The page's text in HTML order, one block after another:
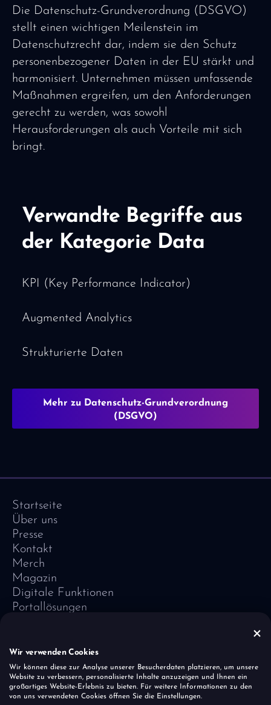
Die Datenschutz-Grundverordnung (DSGVO)
stellt einen wichtigen Meilenstein im
Datenschutzrecht dar, indem sie den Schutz
personenbezogener Daten in der EU stärkt und
harmonisiert. Unternehmen müssen umfassende
Maßnahmen ergreifen, um den Anforderungen
gerecht zu werden, was sowohl
Herausforderungen als auch Vorteile mit sich
bringt.
Verwandte Begriffe aus
der Kategorie Data
KPI (Key Performance Indicator)
Augmented Analytics
Strukturierte Daten
Mehr zu Datenschutz-Grundverordnung
(DSGVO)
Startseite
Über uns
Presse
Kontakt
Merch
Magazin
Digitale Funktionen
Portallösungen
Vivid Vision
Impressum
Datenschutz
Cookies
Wir verwenden Cookies
Wir können diese zur Analyse unserer Besucherdaten platzieren, um unsere
Website zu verbessern, personalisierte Inhalte anzuzeigen und Ihnen ein
großartiges Website-Erlebnis zu bieten. Für weitere Informationen zu den
von uns verwendeten Cookies öffnen Sie die Einstellungen.